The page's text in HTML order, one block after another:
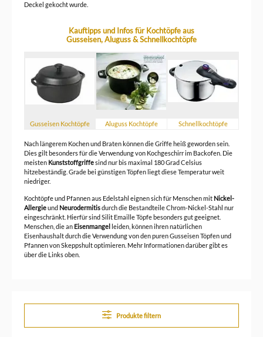
Deckel gekocht wurde.
Kauftipps und Infos für Kochtöpfe aus
Gusseisen, Aluguss & Schnellkochtöpfe
Gusseisen Kochtöpfe Aluguss Kochtöpfe Schnellkochtöpfe
Nach längerem Kochen und Braten können die Griffe heiß geworden sein.
Dies gilt besonders für die Verwendung von Kochgeschirr im Backofen. Die
meisten Kunststoffgriffesind nur bis maximal 180 Grad Celsius
hitzebeständig. Grade bei günstigen Töpfen liegt diese Temperatur weit
niedriger.
Kochtöpfe und Pfannen aus Edelstahl eignen sich für Menschen mit Nickel-
Allergieund Neurodermitisdurch die Bestandteile Chrom-Nickel-Stahl nur
eingeschränkt. Hierfür sind Silit Emaille Töpfe besonders gut geeignet.
Menschen, die an Eisenmangel leiden, können ihren natürlichen
Eisenhaushalt durch die Verwendung von den puren Gusseisen Töpfen und
Pfannen von Skeppshult optimieren. Mehr Informationen darüber gibt es
über die Links oben.
Produkte filtern